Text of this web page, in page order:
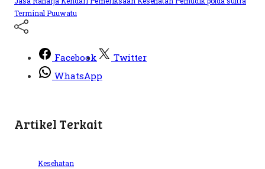
Terminal Puuwatu
Facebook
Twitter
WhatsApp
Artikel Terkait
Kesehatan